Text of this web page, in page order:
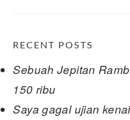
RECENT POSTS
Sebuah Jepitan
150 ribu
Saya gagal ujian